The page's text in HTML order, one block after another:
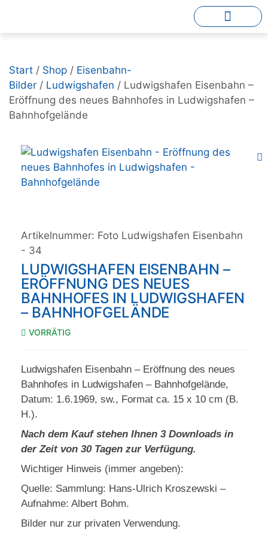
Start / Shop / Eisenbahn-
Bilder / Ludwigshafen / Ludwigshafen Eisenbahn –
Eröffnung des neues Bahnhofes in Ludwigshafen –
Bahnhofgelände
Artikelnummer: Foto Ludwigshafen Eisenbahn
- 34
LUDWIGSHAFEN EISENBAHN –
ERÖFFNUNG DES NEUES
BAHNHOFES IN LUDWIGSHAFEN
– BAHNHOFGELÄNDE
VORRÄTIG
Ludwigshafen Eisenbahn – Eröffnung des neues
Bahnhofes in Ludwigshafen – Bahnhofgelände,
Datum: 1.6.1969, sw., Format ca. 15 x 10 cm (B.
H.).
Nach dem Kauf stehen Ihnen 3 Downloads in
der Zeit von 30 Tagen zur Verfügung.
Wichtiger Hinweis (immer angeben):
Quelle: Sammlung: Hans-Ulrich Kroszewski –
Aufnahme: Albert Bohm.
Bilder nur zur privaten Verwendung.